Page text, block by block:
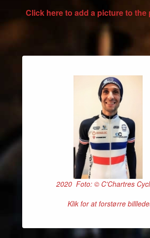
Click here to add a picture to the
2020 Foto: © C'Chartres
Klik for at forstørre